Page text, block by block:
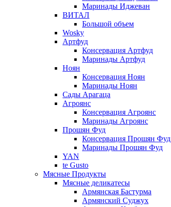
Маринады Иджеван
ВИТАЛ
Большой объем
Wosky
Артфуд
Консервация Артфуд
Маринады Артфуд
Ноян
Консервация Ноян
Маринады Ноян
Сады Арагаца
Агроянс
Консервация Агроянс
Маринады Агроянс
Прошян Фуд
Консервация Прошян Фуд
Маринады Прошян Фуд
YAN
te Gusto
Мясные Продукты
Мясные деликатесы
Армянская Бастурма
Армянский Суджух